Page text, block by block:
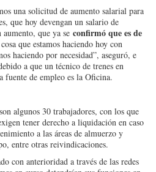
una solicitud de aumento salarial para
que hoy devengan un salario de
que ya se confirmó que es de
que estamos haciendo hoy con
haciendo por necesidad”, aseguró, e
a que un técnico de trenes en
fuente de empleo es la Oficina.
algunos 30 trabajadores, con los que
tener derecho a liquidación en caso
a las áreas de almuerzo y
entre otras reivindicaciones.
con anterioridad a través de las redes